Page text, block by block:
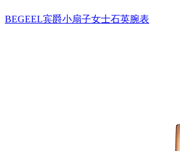
BEGEEL宾爵小扇子女士石英腕表